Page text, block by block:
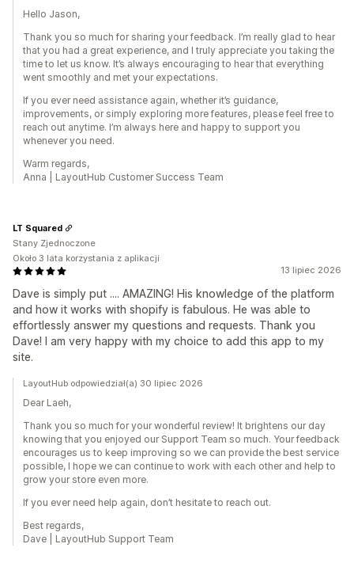
Hello Jason,
Thank you so much for sharing your feedback. I’m really glad to hear
that you had a great experience, and I truly appreciate you taking the
time to let us know. It’s always encouraging to hear that everything
went smoothly and met your expectations.
If you ever need assistance again, whether it’s guidance,
improvements, or simply exploring more features, please feel free to
reach out anytime. I’m always here and happy to support you
whenever you need.
Warm regards,
Anna | LayoutHub Customer Success Team
13 lipiec 2026
Dave is simply put .... AMAZING! His knowledge of the platform
and how it works with shopify is fabulous. He was able to
effortlessly answer my questions and requests. Thank you
Dave! I am very happy with my choice to add this app to my
site.
LT Squared
Stany Zjednoczone
Około 3 lata korzystania z aplikacji
LayoutHub odpowiedział(a) 30 lipiec 2026
Dear Laeh,
Thank you so much for your wonderful review! It brightens our day
knowing that you enjoyed our Support Team so much. Your feedback
encourages us to keep improving so we can provide the best service
possible, I hope we can continue to work with each other and help to
grow your store even more.
If you ever need help again, don’t hesitate to reach out.
Best regards,
Dave | LayoutHub Support Team